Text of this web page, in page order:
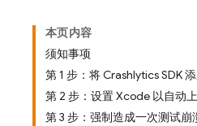
本页内容
须知事项
第 1 步：将 Crashlytics SDK
第 2 步：设置 Xcode 以自动
第 3 步：强制造成一次测试崩